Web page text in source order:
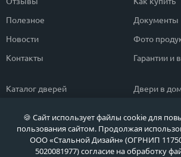
Полезное
Новости
Контакты
Документы
Фото
Гарантии и
Каталог дверей
Популярные двери
Быстрый подбор двери
Двери в
Двери в
Тамбурные
🍪 Сайт использует файлы cookie для
пользования сайтом. Продолжая
ООО «Стальной Дизайн» (ОГРНИП
5020081977) согласие на обработку